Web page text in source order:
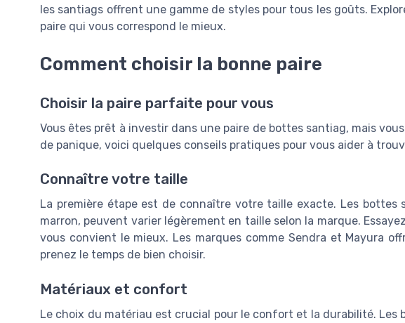
les santiags offrent une gamme de styles pour tous les goûts.
paire qui vous correspond le mieux.
Comment choisir la bonne paire
Choisir la paire parfaite pour vous
Vous êtes prêt à investir dans une paire de bottes santiag, mais
de panique, voici quelques conseils pratiques pour vous aider à
Connaître votre taille
La première étape est de connaître votre taille exacte. Les bottes
marron, peuvent varier légèrement en taille selon la marque.
vous convient le mieux. Les marques comme Sendra et Mayura
prenez le temps de bien choisir.
Matériaux et confort
Le choix du matériau est crucial pour le confort et la durabilité. Les